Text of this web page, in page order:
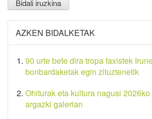
AZKEN BIDALKETAK
90 urte bete dira tropa faxistek
bonbardaketak egin zituztenetik
Ohiturak eta kultura nagusi
argazki galerian